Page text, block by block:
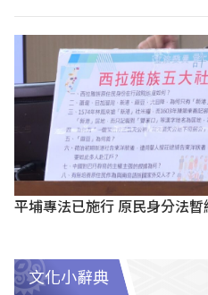
平埔專法已施行 原民身分法
文化小辭典